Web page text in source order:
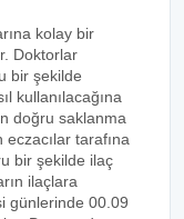
kolay bir
Doktorlar
bir şekilde
kullanılacağına
doğru saklanma
tarafına
bir şekilde ilaç
ilaçlara
günlerinde 00.09